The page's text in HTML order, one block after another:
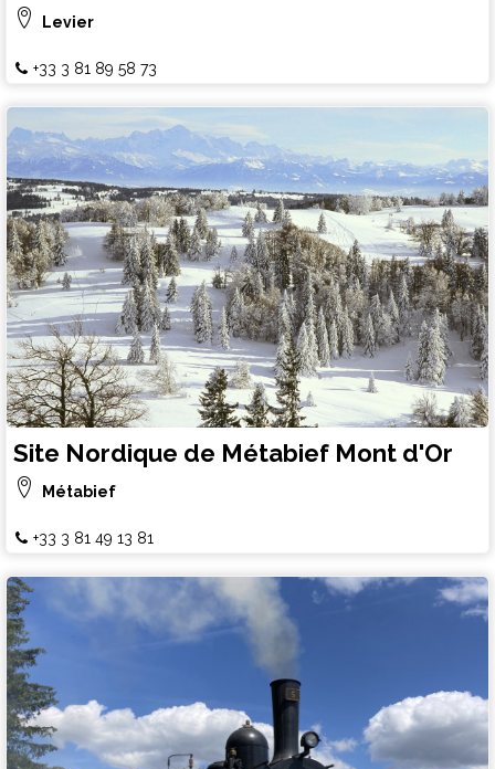
Levier
+33 3 81 89 58 73
Site Nordique de Métabief Mont d'Or
Métabief
+33 3 81 49 13 81